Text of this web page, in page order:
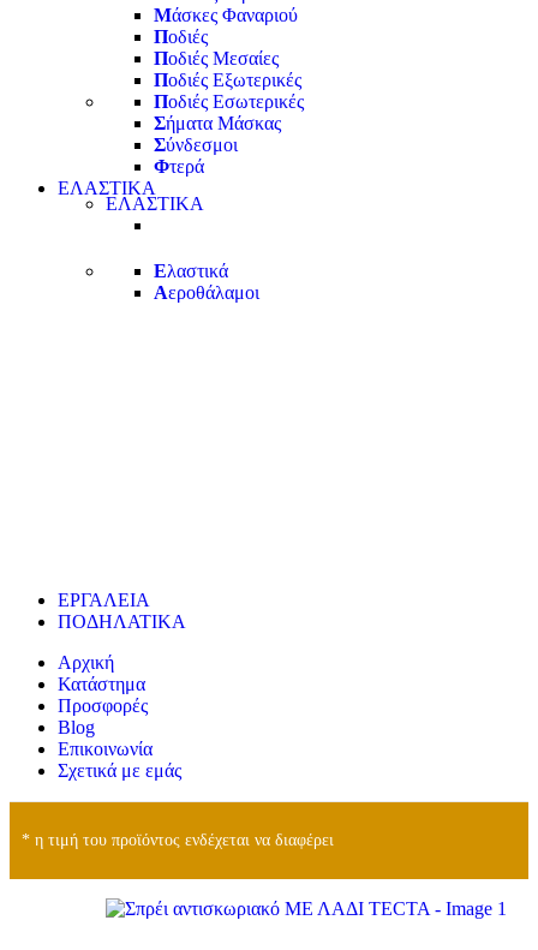
Μάσκες Φαναριού
Ποδιές
Ποδιές Μεσαίες
Ποδιές Εξωτερικές
Ποδιές Εσωτερικές
Σήματα Μάσκας
Σύνδεσμοι
Φτερά
ΕΛΑΣΤΙΚΑ
ΕΛΑΣΤΙΚΑ
Ελαστικά
Αεροθάλαμοι
ΕΡΓΑΛΕΙΑ
ΠΟΔΗΛΑΤΙΚΑ
Αρχική
Κατάστημα
Προσφορές
Blog
Επικοινωνία
Σχετικά με εμάς
* η τιμή του προϊόντος ενδέχεται να διαφέρει